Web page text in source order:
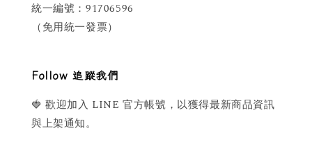
統一編號：91706596
（免用統一發票）
Follow 追蹤我們
🍓 歡迎加入 LINE 官方帳號，以獲得最新商品資訊
與上架通知。